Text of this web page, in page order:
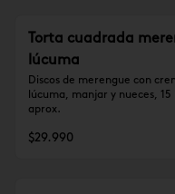
Torta cuadrada
lúcuma
Discos de merengue con
lúcuma, manjar y nueces, 15
aprox.
$29.990